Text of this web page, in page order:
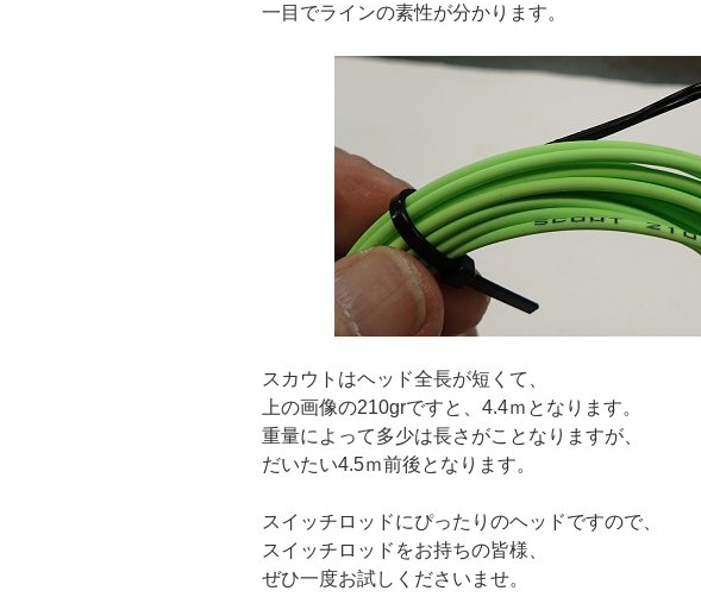
一目でラインの素性が分かります。
スカウトはヘッド全長が短くて、
上の画像の210grですと、4.4ｍとなります。
重量によって多少は長さがことなりますが、
だいたい4.5ｍ前後となります。
スイッチロッドにぴったりのヘッドですので、
スイッチロッドをお持ちの皆様、
ぜひ一度お試しくださいませ。